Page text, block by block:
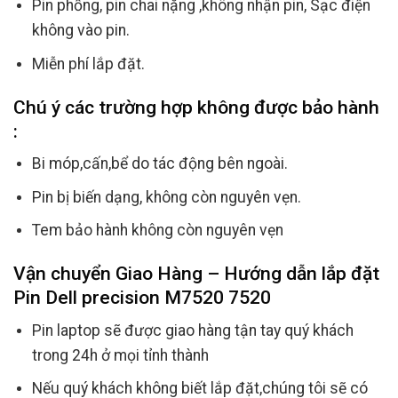
Pin phồng, pin chai nặng ,không nhận pin, Sạc điện
không vào pin.
Miễn phí lắp đặt.
Chú ý các trường hợp không được bảo hành
:
Bi móp,cấn,bể do tác động bên ngoài.
Pin bị biến dạng, không còn nguyên vẹn.
Tem bảo hành không còn nguyên vẹn
Vận chuyển Giao Hàng – Hướng dẫn lắp đặt
Pin Dell precision M7520 7520
Pin laptop sẽ được giao hàng tận tay quý khách
trong 24h ở mọi tỉnh thành
Nếu quý khách không biết lắp đặt,chúng tôi sẽ có